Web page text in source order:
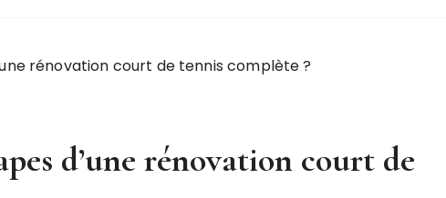
rénovation court de tennis complète ?
d’une rénovation court de